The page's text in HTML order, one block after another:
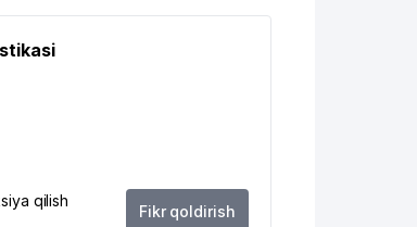
qilish
Fikr qoldirish